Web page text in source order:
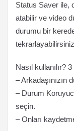
Status Saver ile,
atabilir ve video
durumu bir
Nasıl kullanılır?
– Arkadaşınızın
– Durum
seçin.
– Onları